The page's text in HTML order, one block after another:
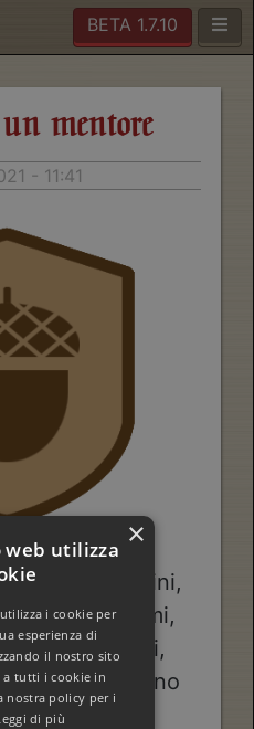
BETA 1.7.10
mentore
- 11:41
uomini,
selva, gnomi,
mezzorchi,
e mannari, sono
da altre
×
web utilizza
i cookie per
esperienza di
il nostro sito
a tutti i cookie in
nostra policy per i
di più